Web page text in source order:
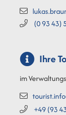
(09343)
Ihre
im
+49 (93